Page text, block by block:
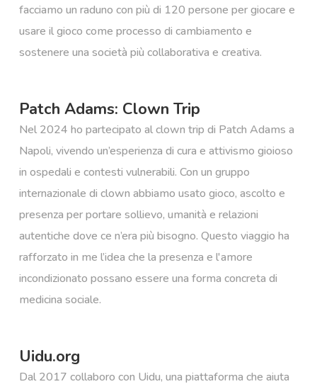
facciamo un raduno con più di 120 persone per giocare e
usare il gioco come processo di cambiamento e
sostenere una società più collaborativa e creativa.
Patch Adams: Clown Trip
Nel 2024 ho partecipato al clown trip di Patch Adams a
Napoli, vivendo un’esperienza di cura e attivismo gioioso
in ospedali e contesti vulnerabili. Con un gruppo
internazionale di clown abbiamo usato gioco, ascolto e
presenza per portare sollievo, umanità e relazioni
autentiche dove ce n’era più bisogno. Questo viaggio ha
rafforzato in me l’idea che la presenza e l'amore
incondizionato possano essere una forma concreta di
medicina sociale.
Uidu.org
Dal 2017 collaboro con Uidu, una piattaforma che aiuta